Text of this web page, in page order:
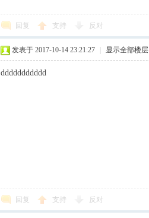
回复 支持 反对
发表于 2017-10-14 23:21:27 显示全部楼层
ddddddddddd
回复 支持 反对